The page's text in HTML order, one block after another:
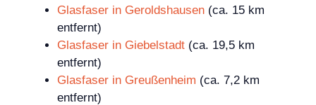
Glasfaser in Geroldshausen (ca. 15 km
entfernt)
Glasfaser in Giebelstadt (ca. 19,5 km
entfernt)
Glasfaser in Greußenheim (ca. 7,2 km
entfernt)